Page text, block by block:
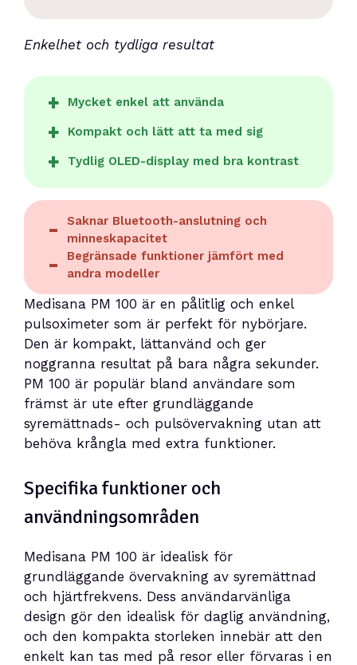
Enkelhet och tydliga resultat
Mycket enkel att använda
Kompakt och lätt att ta med sig
Tydlig OLED-display med bra kontrast
Saknar Bluetooth-anslutning och
minneskapacitet
Begränsade funktioner jämfört med
andra modeller
Medisana PM 100 är en pålitlig och enkel
pulsoximeter som är perfekt för nybörjare.
Den är kompakt, lättanvänd och ger
noggranna resultat på bara några sekunder.
PM 100 är populär bland användare som
främst är ute efter grundläggande
syremättnads- och pulsövervakning utan att
behöva krångla med extra funktioner.
Specifika funktioner och
användningsområden
Medisana PM 100 är idealisk för
grundläggande övervakning av syremättnad
och hjärtfrekvens. Dess användarvänliga
design gör den idealisk för daglig användning,
och den kompakta storleken innebär att den
enkelt kan tas med på resor eller förvaras i en